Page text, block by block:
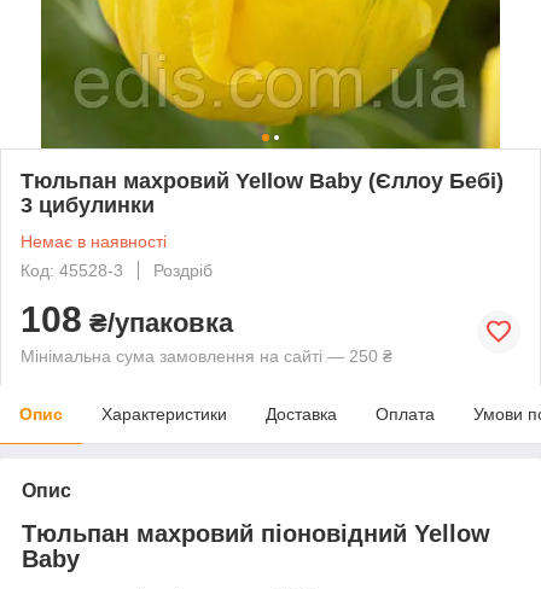
Тюльпан махровий Yellow Baby (Єллоу Бебі)
3 цибулинки
Немає в наявності
Код: 45528-3
Роздріб
108 ₴/упаковка
Мінімальна сума замовлення на сайті — 250 ₴
Опис Характеристики Доставка Оплата Умови
Опис
Тюльпан махровий піоновідний Yellow
Baby